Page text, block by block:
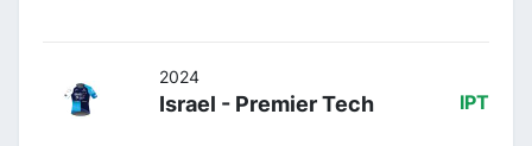
2024
Israel - Premier Tech IPT